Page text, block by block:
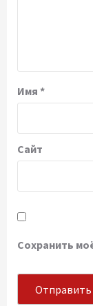
Имя *
Сайт
Сохранить